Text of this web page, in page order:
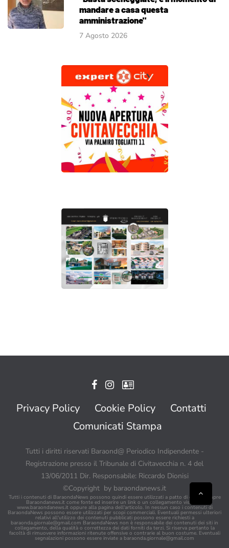
mandare a casa questa
amministrazione"
7 Agosto 2026
Privacy Policy Cookie Policy
Contatti
Comunicati Stampa
Tutti i diritti riservati Baraond@ Periodico Indipendente -
Registrazione presso il Tribunale di Civitavecchia n. 4 del
13/06/2011 Dir. Responsabile: Riccardo Dionisi
©Copyright by baraondanews.it
Tutti i contenuti di BaraondaNews possono quindi essere utilizzati a patto di citare sempre
Baraondanews.it come fonte ed inserire un link o un collegamento visibile a
www.baraondanews.it oppure alla pagina dell'articolo. In nessun caso i contenuti di
BaraondaNews possono essere utilizzati per scopi commerciali. Eventuali permessi ulteriori
relativi all'utilizzo dei contenuti pubblicati possono essere richiesti a
baraonda.giornale@gmail.com BaraondaNews non è responsabile dei contenuti dei siti in
collegamento, della qualità o correttezza dei dati forniti da terzi. Si riserva pertanto la
facoltà di rimuovere informazioni ritenute offensive o contrarie al buon costume. Eventuali
segnalazioni possono essere inviate a baraonda.giornale@gmail.com